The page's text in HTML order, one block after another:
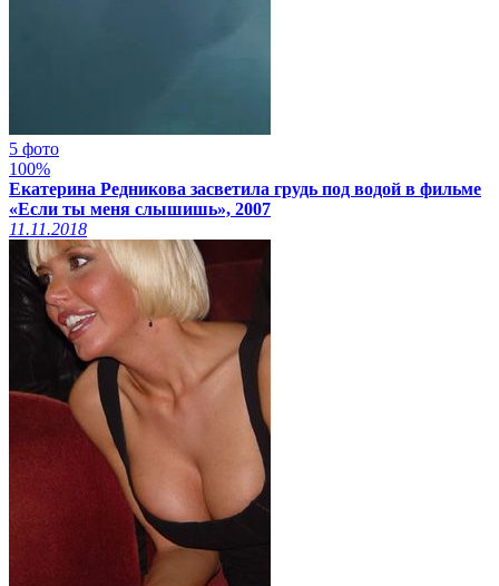
5 фото
100%
Екатерина Редникова засветила грудь под водой в фильме
«Если ты меня слышишь», 2007
11.11.2018